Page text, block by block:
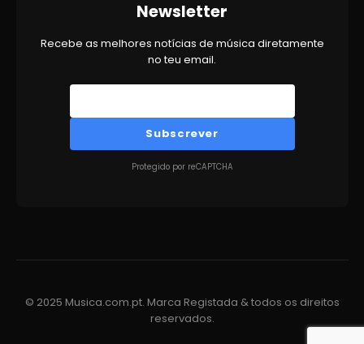
Newsletter
Recebe as melhores notícias de música diretamente
no teu email.
Subscrever
Protegido por reCAPTCHA
© 2025 Musica.com.pt. Marca Registada & todos os direitos
reservados.